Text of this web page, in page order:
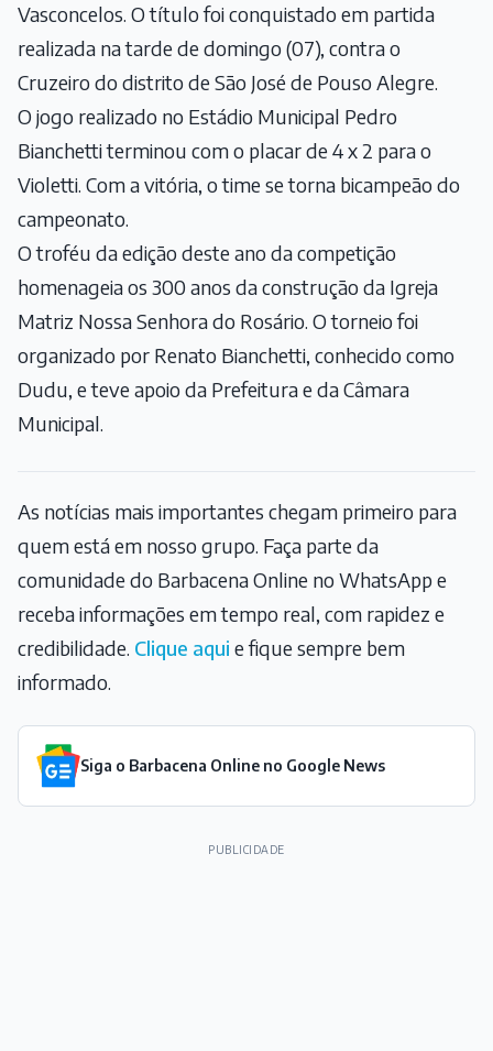
Vasconcelos. O título foi conquistado em partida
realizada na tarde de domingo (07), contra o
Cruzeiro do distrito de São José de Pouso Alegre.
O jogo realizado no Estádio Municipal Pedro
Bianchetti terminou com o placar de 4 x 2 para o
Violetti. Com a vitória, o time se torna bicampeão do
campeonato.
O troféu da edição deste ano da competição
homenageia os 300 anos da construção da Igreja
Matriz Nossa Senhora do Rosário. O torneio foi
organizado por Renato Bianchetti, conhecido como
Dudu, e teve apoio da Prefeitura e da Câmara
Municipal.
As notícias mais importantes chegam primeiro para
quem está em nosso grupo. Faça parte da
comunidade do Barbacena Online no WhatsApp e
receba informações em tempo real, com rapidez e
credibilidade. Clique aqui e fique sempre bem
informado.
Siga o Barbacena Online no Google News
PUBLICIDADE